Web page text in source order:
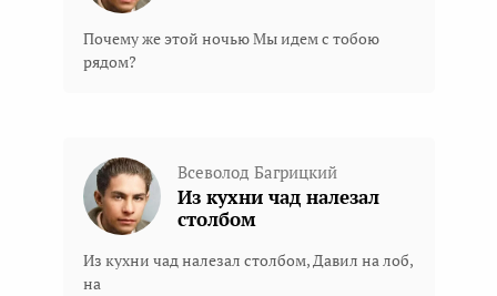
Почему же этой ночью Мы идем с тобою
рядом?
Всеволод Багрицкий
Из кухни чад налезал
столбом
Из кухни чад налезал столбом, Давил на лоб,
на